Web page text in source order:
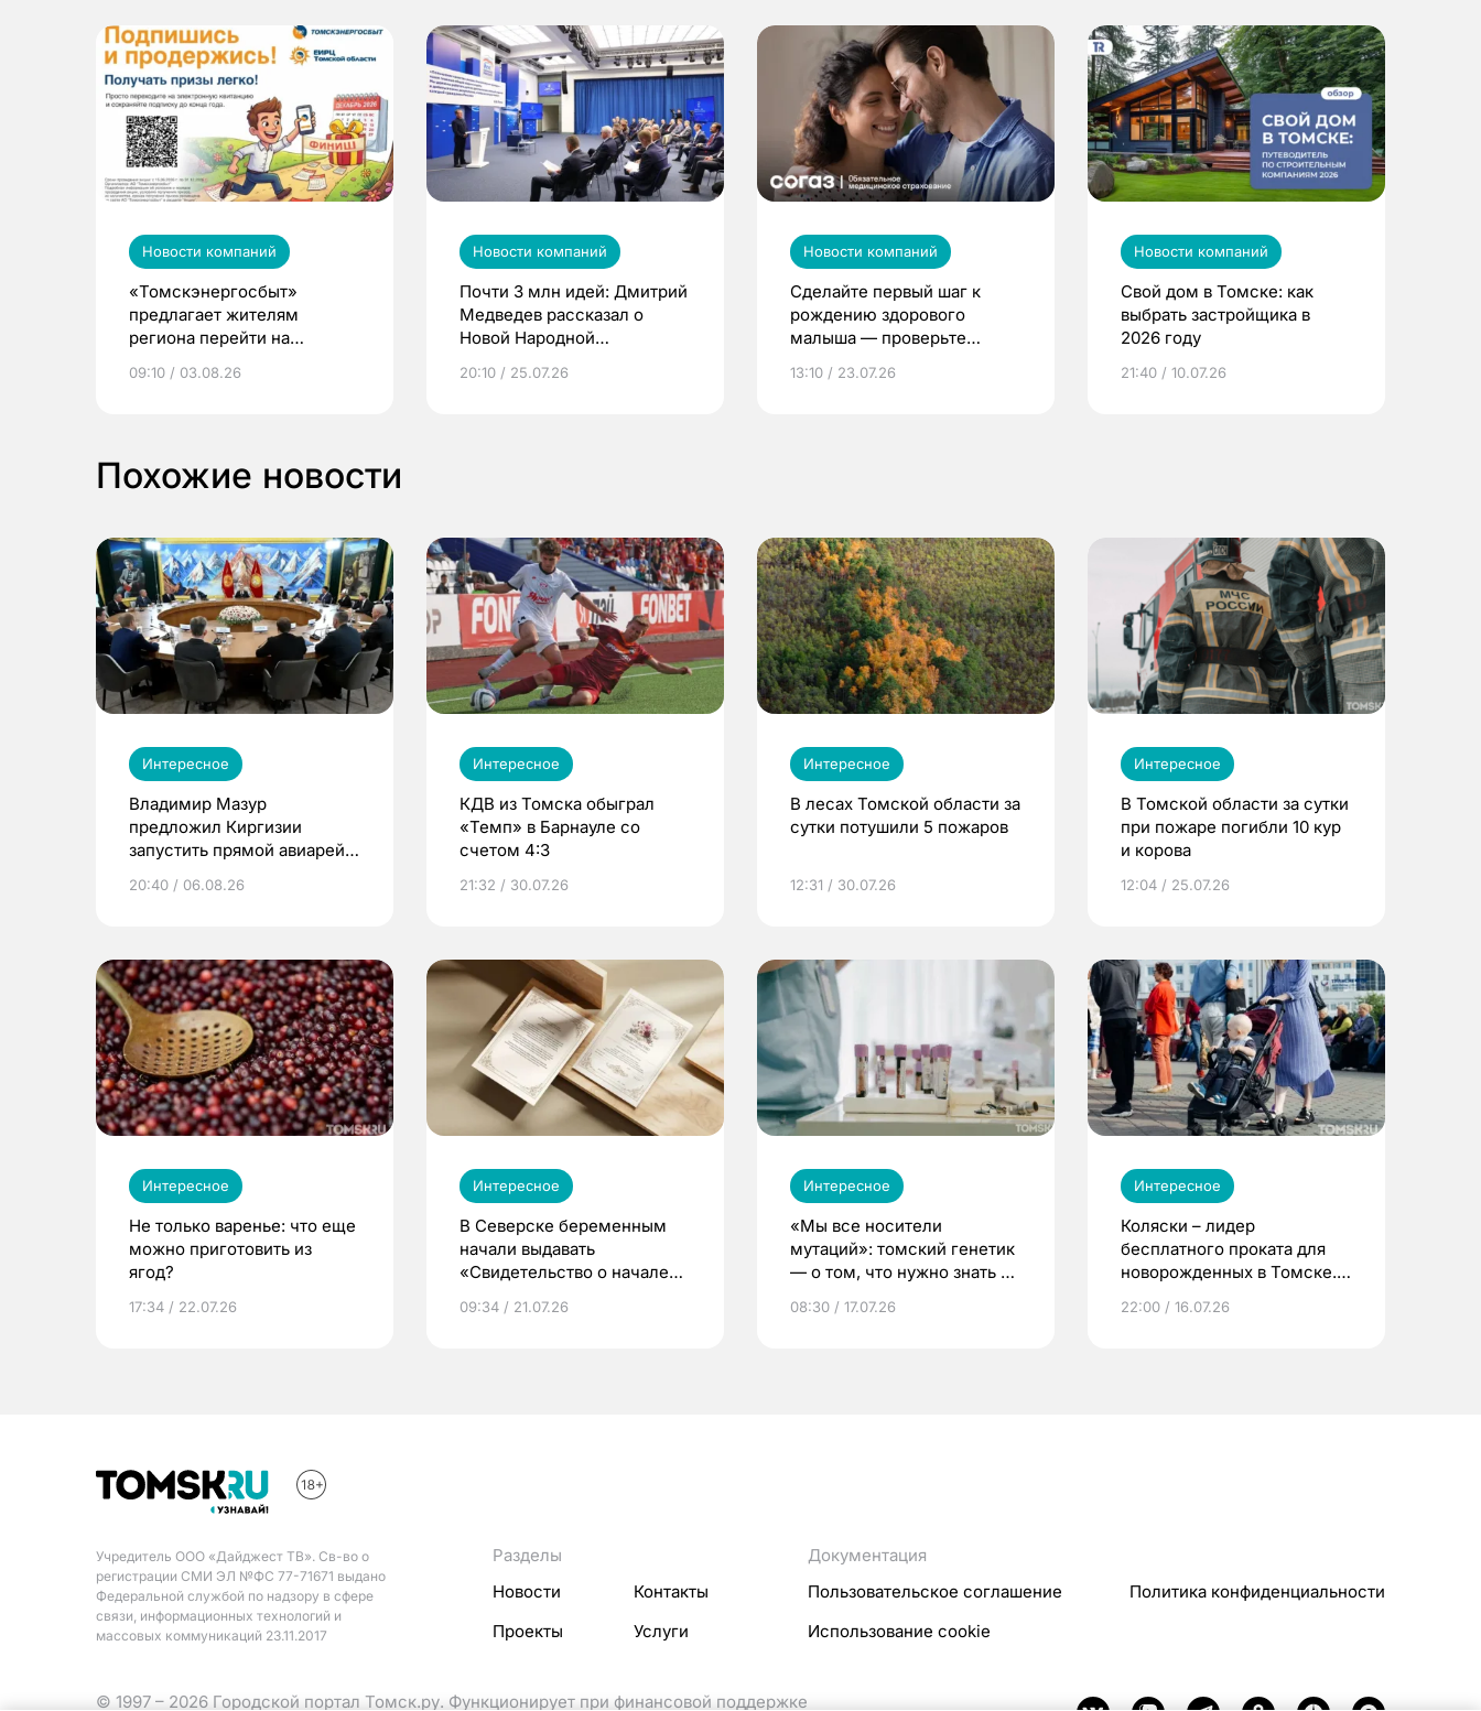
Новости компаний
«Томскэнергосбыт»
предлагает жителям
региона перейти на
выиграть призы
09:10 / 03.08.26
Новости компаний
Почти 3 млн идей: Дмитрий
Медведев рассказал о
Новой Народной
20:10 / 25.07.26
Новости компаний
Сделайте первый шаг к
рождению здорового
малыша — проверьте
по ОМС!
13:10 / 23.07.26
Новости компаний
Свой дом в Томске: как
выбрать застройщика в
2026 году
21:40 / 10.07.26
Похожие новости
Интересное
Владимир Мазур
предложил Киргизии
запустить прямой авиарейс
20:40 / 06.08.26
Интересное
КДВ из Томска обыграл
«Темп» в Барнауле со
счетом 4:3
21:32 / 30.07.26
Интересное
В лесах Томской области за
сутки потушили 5 пожаров
12:31 / 30.07.26
Интересное
В Томской области за сутки
при пожаре погибли 10 кур
и корова
12:04 / 25.07.26
Интересное
Не только варенье: что еще
можно приготовить из
ягод?
17:34 / 22.07.26
Интересное
В Северске беременным
начали выдавать
«Свидетельство о начале
09:34 / 21.07.26
Интересное
«Мы все носители
мутаций»: томский генетик
— о том, что нужно знать до
08:30 / 17.07.26
Интересное
Коляски – лидер
бесплатного проката для
новорожденных в Томске.
22:00 / 16.07.26
Учредитель ООО «Дайджест ТВ». Св-во о
регистрации СМИ ЭЛ №ФС 77-71671 выдано
Федеральной службой по надзору в сфере
связи, информационных технологий и
массовых коммуникаций 23.11.2017
Разделы
Новости
Контакты
Проекты
Услуги
Документация
Пользовательское соглашение
Политика конфиденциальности
Использование cookie
© 1997 – 2026 Городской портал Томск.ру. Функционирует при финансовой поддержке